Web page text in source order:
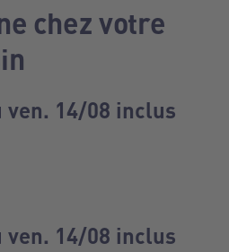
chez votre
ven. 14/08 inclus
ven. 14/08 inclus